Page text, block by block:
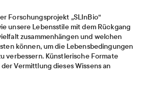
Forschungsprojekt „SLInBio“
unsere Lebensstile mit dem Rückgang
zusammenhängen und welchen
können, um die Lebensbedingungen
verbessern. Künstlerische Formate
Vermittlung dieses Wissens an